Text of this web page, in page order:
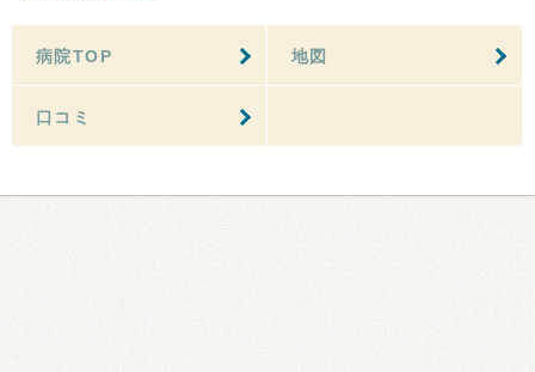
病院TOP 地図
口コミ